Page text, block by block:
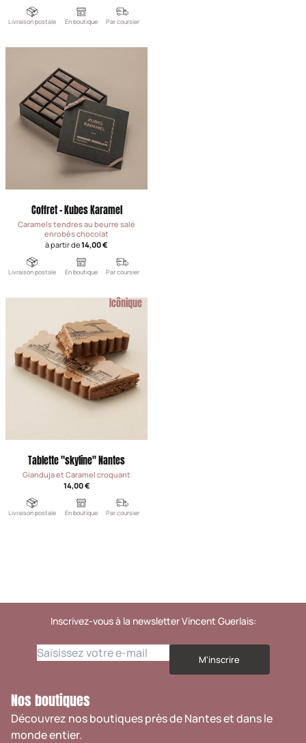
Livraison postale En boutique Par coursier
Coffret - Kubes Karamel
Caramels tendres au beurre salé
enrobés chocolat
à partir de14,00 €
Livraison postale En boutique Par coursier
Icônique
Tablette "skyline" Nantes
Gianduja et Caramel croquant
14,00 €
Livraison postale En boutique Par coursier
Inscrivez-vous à la newsletter Vincent Guerlais:
M'inscrire
Nos boutiques
Découvrez nos boutiques près de Nantes et dans le
monde entier.